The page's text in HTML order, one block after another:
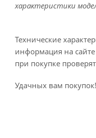
характеристики
Технические
информация на
при покупке
Удачных вам покупок!